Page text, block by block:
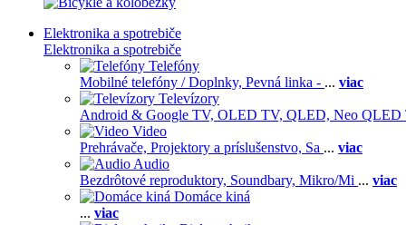
Elektronika a spotrebiče
Elektronika a spotrebiče
Telefóny
Mobilné telefóny / Doplnky, Pevná linka - ... viac
Televízory
Android & Google TV, OLED TV, QLED, Neo QLED
Video
Prehrávače, Projektory a príslušenstvo, Sa ... viac
Audio
Bezdrôtové reproduktory, Soundbary, Mikro/Mi ... viac
Domáce kiná
... viac